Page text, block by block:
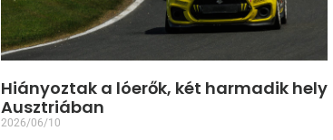
Hiányoztak a lóerők, két harmadik hely
Ausztriában
2026/06/10